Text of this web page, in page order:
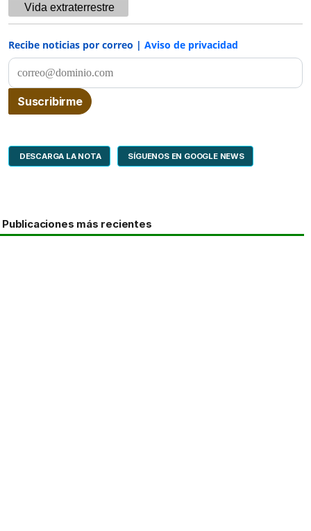
Vida extraterrestre
Recibe noticias por correo | Aviso de privacidad
DESCARGA LA NOTA SÍGUENOS EN GOOGLE NEWS
Publicaciones más recientes